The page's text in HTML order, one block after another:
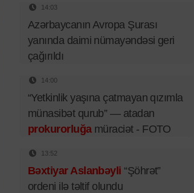
14:03
Azərbaycanın Avropa Şurası
yanında daimi nümayəndəsi geri
çağırıldı
14:00
“Yetkinlik yaşına çatmayan qızımla
münasibət qurub” — atadan
prokurorluğamüraciət - FOTO
13:52
Bəxtiyar Aslanbəyli “Şöhrət”
ordeni ilə təltif olundu